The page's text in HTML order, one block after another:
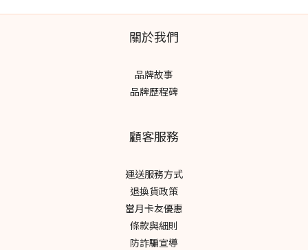
關於我們
品牌故事
品牌歷程碑
顧客服務
運送服務方式
退換貨政策
當月卡友優惠
條款與細則
防詐騙宣導